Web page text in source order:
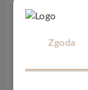
miła w dotyku,
drewna
minerałów i
podłogę.
Zgoda